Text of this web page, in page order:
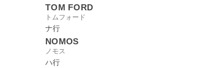
TOM FORD
トムフォード
ナ行
NOMOS
ノモス
ハ行